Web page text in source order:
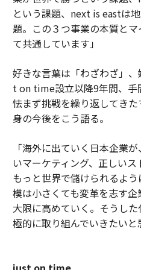
という課題、next is eastは
題。この３つ事業の本質と
て共通しています」
好きな言葉は「わざわざ」
t on time設立以降9年間、手
怯まず挑戦を繰り返してき
身の今後をこう語る。
「海外に出ていく日本企業
いマーケティング、正しいス
もっと世界で儲けられるよ
模は小さくても変革を志す
大限に高めていく。そうし
極的に取り組んでいきたいと